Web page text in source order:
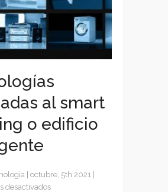
al smart
o edificio
octubre, 5th 2021
desactivadosen